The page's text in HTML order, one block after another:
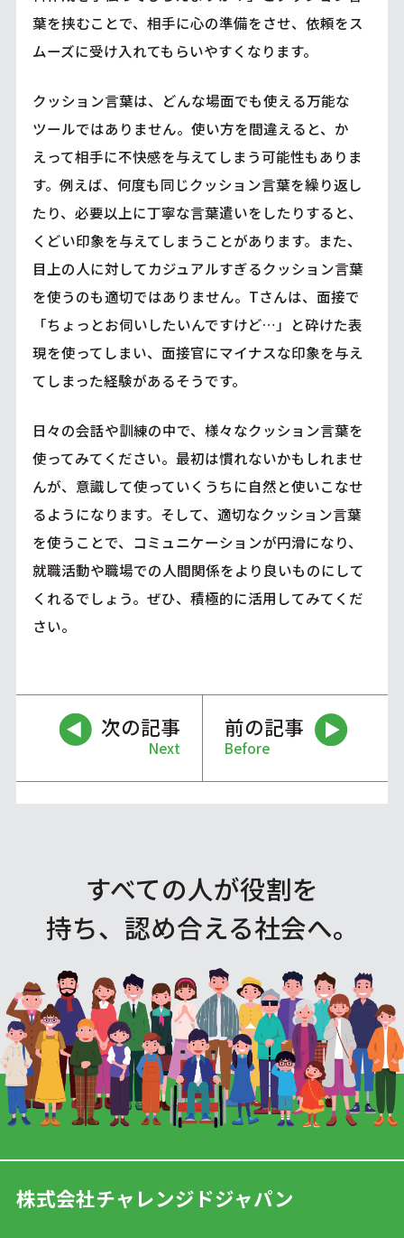
葉を挟むことで、相手に心の準備をさせ、依頼をス
ムーズに受け入れてもらいやすくなります。
クッション言葉は、どんな場面でも使える万能な
ツールではありません。使い方を間違えると、か
えって相手に不快感を与えてしまう可能性もありま
す。例えば、何度も同じクッション言葉を繰り返し
たり、必要以上に丁寧な言葉遣いをしたりすると、
くどい印象を与えてしまうことがあります。また、
目上の人に対してカジュアルすぎるクッション言葉
を使うのも適切ではありません。Tさんは、面接で
「ちょっとお伺いしたいんですけど…」と砕けた表
現を使ってしまい、面接官にマイナスな印象を与え
てしまった経験があるそうです。
日々の会話や訓練の中で、様々なクッション言葉を
使ってみてください。最初は慣れないかもしれませ
んが、意識して使っていくうちに自然と使いこなせ
るようになります。そして、適切なクッション言葉
を使うことで、コミュニケーションが円滑になり、
就職活動や職場での人間関係をより良いものにして
くれるでしょう。ぜひ、積極的に活用してみてくだ
さい。
次の記事
Next
前の記事
Before
すべての人が役割を
持ち、認め合える社会へ。
株式会社チャレンジドジャパン